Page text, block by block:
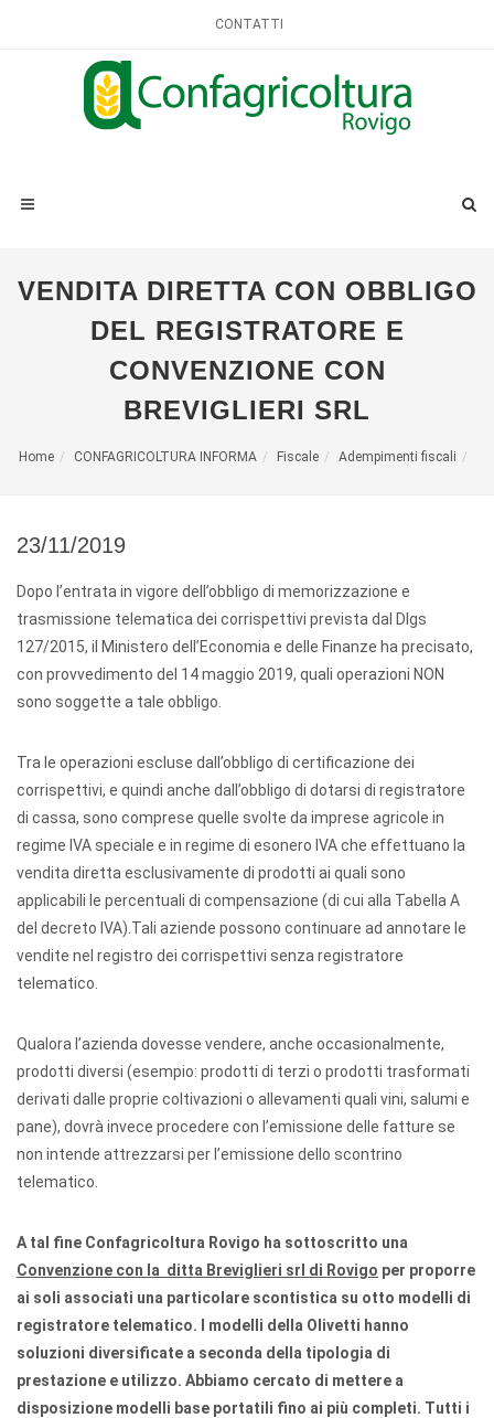
CONTATTI
VENDITA DIRETTA CON OBBLIGO
DEL REGISTRATORE E
CONVENZIONE CON
BREVIGLIERI SRL
Home CONFAGRICOLTURA INFORMA Fiscale Adempimenti fiscali
23/11/2019
Dopo l’entrata in vigore dell’obbligo di memorizzazione e
trasmissione telematica dei corrispettivi prevista dal Dlgs
127/2015, il Ministero dell’Economia e delle Finanze ha precisato,
con provvedimento del 14 maggio 2019, quali operazioni NON
sono soggette a tale obbligo.
Tra le operazioni escluse dall’obbligo di certificazione dei
corrispettivi, e quindi anche dall’obbligo di dotarsi di registratore
di cassa, sono comprese quelle svolte da imprese agricole in
regime IVA speciale e in regime di esonero IVA che effettuano la
vendita diretta esclusivamente di prodotti ai quali sono
applicabili le percentuali di compensazione (di cui alla Tabella A
del decreto IVA).Tali aziende possono continuare ad annotare le
vendite nel registro dei corrispettivi senza registratore
telematico.
Qualora l’azienda dovesse vendere, anche occasionalmente,
prodotti diversi (esempio: prodotti di terzi o prodotti trasformati
derivati dalle proprie coltivazioni o allevamenti quali vini, salumi e
pane), dovrà invece procedere con l’emissione delle fatture se
non intende attrezzarsi per l’emissione dello scontrino
telematico.
A tal fine Confagricoltura Rovigo ha sottoscritto una
Convenzione con la ditta Breviglieri srl di Rovigo per proporre
ai soli associati una particolare scontistica su otto modelli di
registratore telematico. I modelli della Olivetti hanno
soluzioni diversificate a seconda della tipologia di
prestazione e utilizzo. Abbiamo cercato di mettere a
disposizione modelli base portatili fino ai più completi. Tutti i